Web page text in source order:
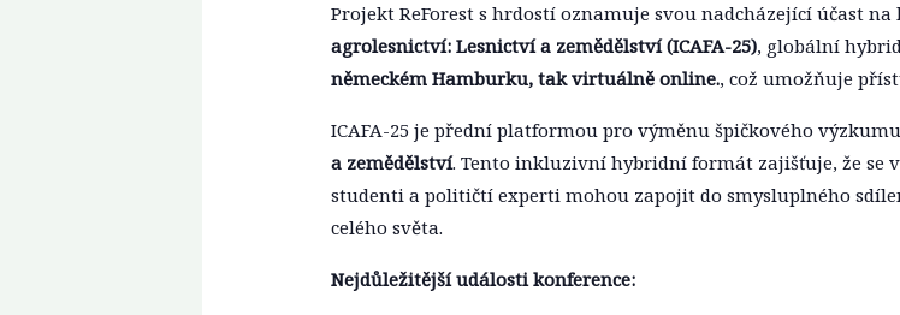
Projekt ReForest s hrdostí oznamuje svou nadcházející účast na
agrolesnictví: Lesnictví a zemědělství (ICAFA-25), globální
německém Hamburku, tak virtuálně online., což umožňuje
ICAFA-25 je přední platformou pro výměnu špičkového
a zemědělství. Tento inkluzivní hybridní formát zajišťuje, že se
studenti a političtí experti mohou zapojit do smysluplného
celého světa.
Nejdůležitější události konference: